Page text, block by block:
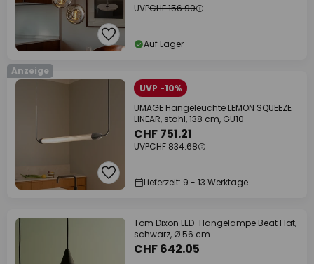
UVPCHF 156.90
Auf Lager
Anzeige
UVP -10%
UMAGE Hängeleuchte LEMON SQUEEZE
LINEAR, stahl, 138 cm, GU10
CHF 751.21
UVPCHF 834.68
Lieferzeit: 9 - 13 Werktage
Tom Dixon LED-Hängelampe Beat Flat,
schwarz, Ø 56 cm
CHF 642.05